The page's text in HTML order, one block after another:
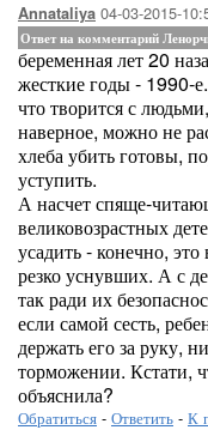
Annataliya 04-03-2015-
Ответ на комментарий
беременная лет 20
жесткие годы - 1990-
что творится с
наверное, можно не
хлеба убить готовы,
уступить.
А насчет спяще-
великовозрастных
усадить - конечно,
резко уснувших. А с
так ради их
если самой сесть,
держать его за руку,
торможении. Кстати,
объяснила?
Обратиться - Ответить - К